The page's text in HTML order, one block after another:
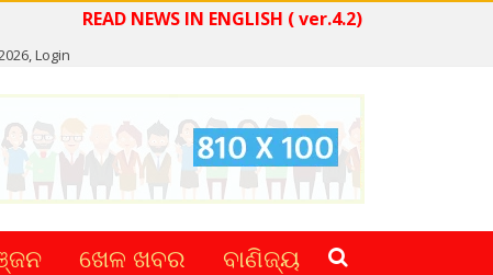
READ NEWS IN ENGLISH ( ver.4.2)
Login
ଖେଳ ଖବର
ବାଣିଜ୍ୟ